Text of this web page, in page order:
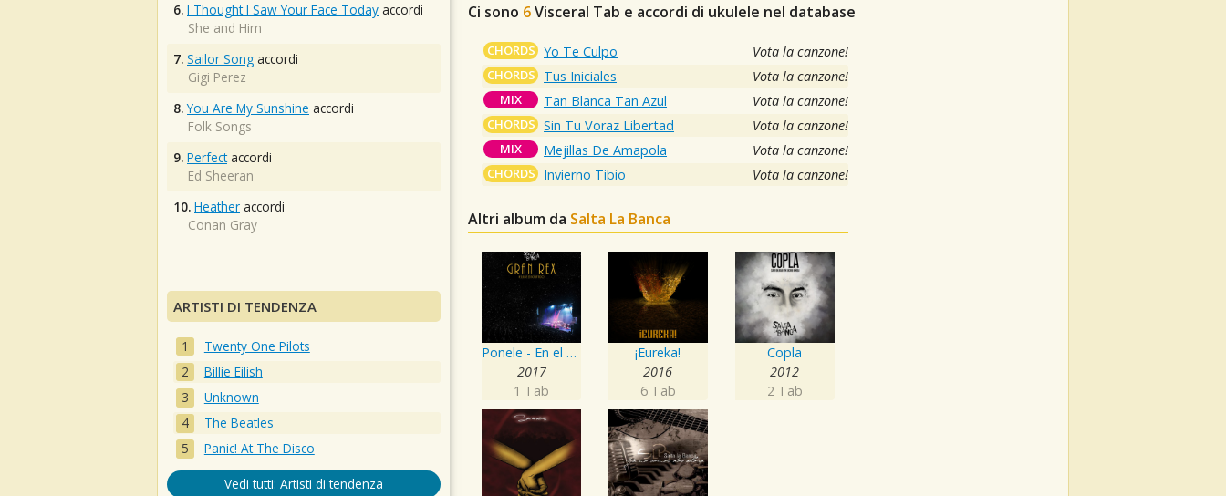
Ci sono 6Visceral Tab e accordi di ukulele nel database
CHORDS Yo Te Culpo Vota la canzone!
CHORDS Tus Iniciales Vota la canzone!
MIX Tan Blanca Tan Azul Vota la canzone!
CHORDS Sin Tu Voraz Libertad Vota la canzone!
MIX Mejillas De Amapola Vota la canzone!
CHORDS Invierno Tibio Vota la canzone!
Altri album da Salta La Banca
Ponele - En el Gran Rex
2017
1 Tab
¡Eureka!
2016
6 Tab
Copla
2012
2 Tab
6. I Thought I Saw Your Face Today accordi
She and Him
7. Sailor Song accordi
Gigi Perez
8. You Are My Sunshine accordi
Folk Songs
9. Perfectaccordi
Ed Sheeran
10. Heather accordi
Conan Gray
ARTISTI DI TENDENZA
Twenty One Pilots
Billie Eilish
Unknown
The Beatles
Panic! At The Disco
Vedi tutti: Artisti di tendenza